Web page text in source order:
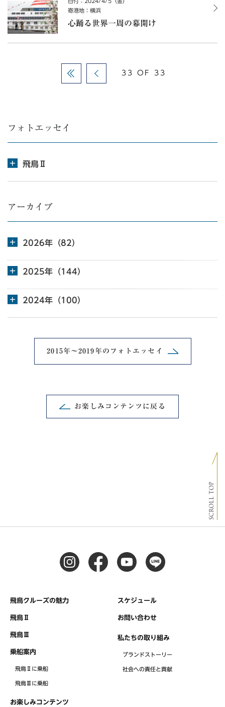
お楽しみコンテンツに戻る
フォトエッセイ
飛鳥Ⅱ
アーカイブ
2026年（82）
2025年（144）
2024年（100）
2015年～2019年の フォトエッセイ
寄港地：横浜
心踊る世界一周の幕開け
33 OF 33
SCROLL TOP
飛鳥クルーズの魅力
飛鳥Ⅱ
飛鳥Ⅲ
乗船案内
飛鳥Ⅱに乗船
飛鳥Ⅲに乗船
お楽しみコンテンツ
スケジュール
お問い合わせ
私たちの取り組み
ブランドストーリー
社会への責任と貢献